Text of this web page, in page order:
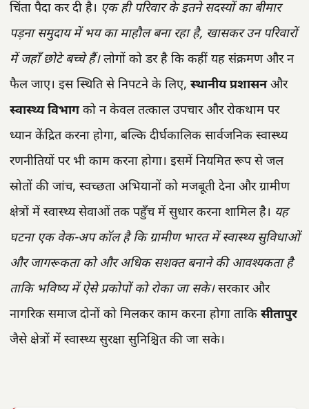
चिंता पैदा कर दी है। एक ही परिवार के इतने सदस्यों का बीमार
पड़ना समुदाय में भय का माहौल बना रहा है, खासकर उन परिवारों
में जहाँ छोटे बच्चे हैं।लोगों को डर है कि कहीं यह संक्रमण और न
फैल जाए। इस स्थिति से निपटने के लिए, स्थानीय प्रशासनऔर
स्वास्थ्य विभागको न केवल तत्काल उपचार और रोकथाम पर
ध्यान केंद्रित करना होगा, बल्कि दीर्घकालिक सार्वजनिक स्वास्थ्य
रणनीतियों पर भी काम करना होगा। इसमें नियमित रूप से जल
स्रोतों की जांच, स्वच्छता अभियानों को मजबूती देना और ग्रामीण
क्षेत्रों में स्वास्थ्य सेवाओं तक पहुँच में सुधार करना शामिल है। यह
घटना एक वेक-अप कॉल है कि ग्रामीण भारत में स्वास्थ्य सुविधाओं
और जागरूकता को और अधिक सशक्त बनाने की आवश्यकता है
ताकि भविष्य में ऐसे प्रकोपों को रोका जा सके।सरकार और
नागरिक समाज दोनों को मिलकर काम करना होगा ताकि सीतापुर
जैसे क्षेत्रों में स्वास्थ्य सुरक्षा सुनिश्चित की जा सके।